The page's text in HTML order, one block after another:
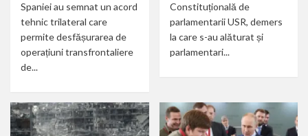
Spaniei au semnat un acord
tehnic trilateral care
permite desfășurarea de
operațiuni transfrontaliere
de...
Constituțională de
parlamentarii USR, demers
la care s-au alăturat și
parlamentari...